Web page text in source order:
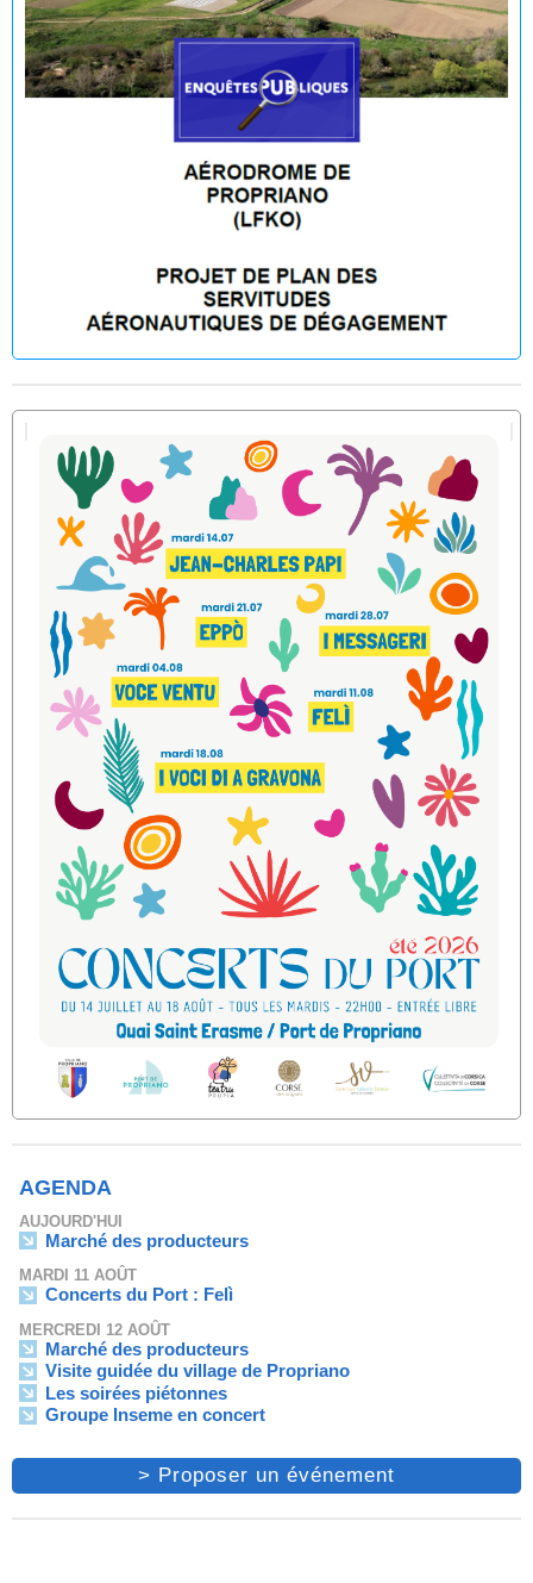
AGENDA
AUJOURD'HUI
Marché des producteurs
MARDI 11 AOÛT
Concerts du Port : Felì
MERCREDI 12 AOÛT
Marché des producteurs
Visite guidée du village de Propriano
Les soirées piétonnes
Groupe Inseme en concert
> Proposer un événement